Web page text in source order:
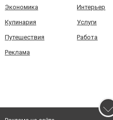
Экономика Интерьер
Кулинария Услуги
Путешествия Работа
Реклама